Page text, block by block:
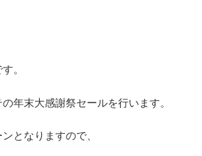
。
年末大感謝祭セールを行います。
となりますので、